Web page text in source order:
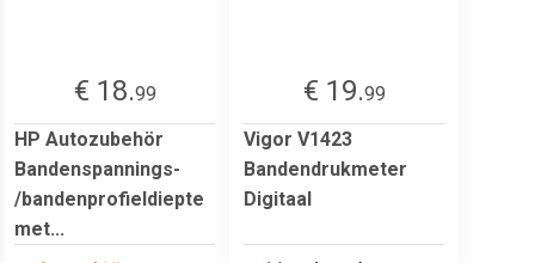
€ 18.99
HP Autozubehör
Bandenspannings-
/bandenprofieldiepte
met...
€ 19.99
Vigor V1423
Bandendrukmeter
Digitaal